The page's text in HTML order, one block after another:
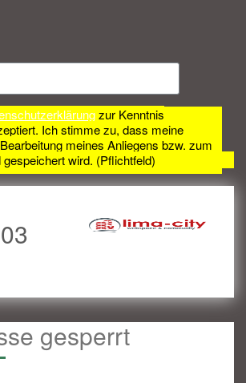
zur Kenntnis
Ich stimme zu, dass meine
meines Anliegens bzw. zum
gespeichert wird. (Pflichtfeld)
gesperrt